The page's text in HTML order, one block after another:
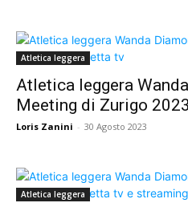
Atletica leggera
Atletica leggera
Meeting di Zurigo
Loris Zanini - 30 Agosto 2023
Atletica leggera